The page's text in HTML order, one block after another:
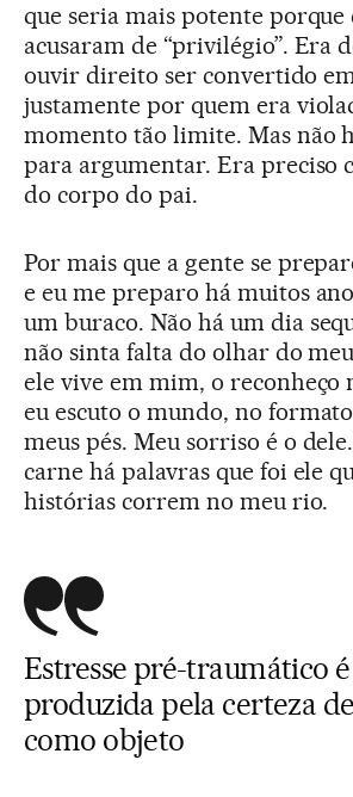
que seria mais potente porque
acusaram de “privilégio”. Era
ouvir direito ser convertido
justamente por quem era
momento tão limite. Mas não
para argumentar. Era preciso
do corpo do pai.
Por mais que a gente se
e eu me preparo há muitos
um buraco. Não há um dia
não sinta falta do olhar do
ele vive em mim, o reconheço
eu escuto o mundo, no
meus pés. Meu sorriso é o
carne há palavras que foi ele
histórias correm no meu rio.
Estresse pré-traumático
produzida pela certeza
como objeto